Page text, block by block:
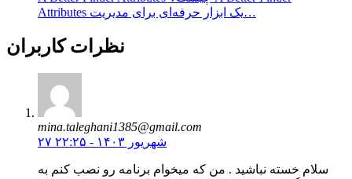
Attributes یک ابزار حرفه‌ای برای مدیریت…
نظرات کاربران
mina.taleghani1385@gmail.com
۲۷ شهریور ۱۴۰۳ - ۲۲:۲۵
سلام خسته نباشید . من که میخوام برنامه رو نصب کنم به